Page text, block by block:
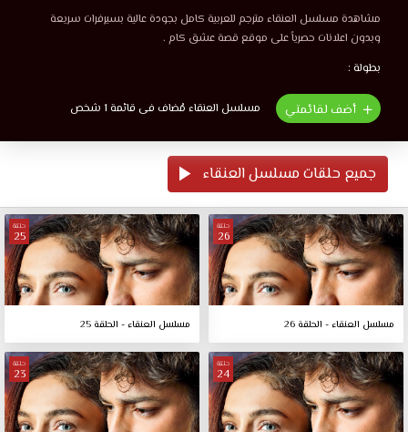
مشاهدة مسلسل العنقاء مترجم للعربية كامل بجودة عالية بسيرفرات سريعة
وبدون اعلانات حصرياً على موقع قصة عشق كام .
بطولة :
أضف لقائمتي مسلسل العنقاء مُضاف فى قائمة 1 شخص
جميع حلقات مسلسل العنقاء
حلقة
26
مسلسل العنقاء - الحلقة 26
حلقة
25
مسلسل العنقاء - الحلقة 25
حلقة
24
حلقة
23